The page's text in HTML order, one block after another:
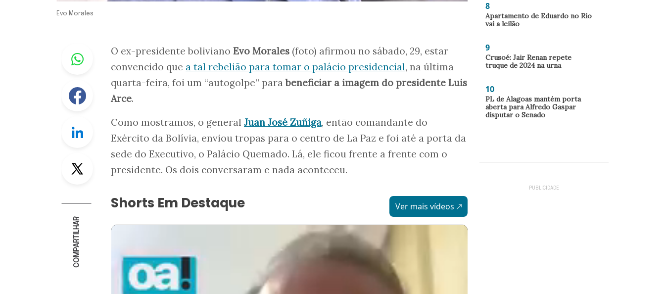
Evo Morales
Whastapp
Facebook
Linkedin
Twitter
COMPARTILHAR
O ex-presidente boliviano Evo Morales (foto) afirmou no sábado, 29, estar
convencido que a tal rebelião para tomar o palácio presidencial, na última
quarta-feira, foi um “autogolpe” parabeneficiar a imagem do presidente Luis
Arce.
Como mostramos, o general Juan José Zuñiga, então comandante do
Exército da Bolívia, enviou tropas para o centro de La Paz e foi até a porta da
sede do Executivo, o Palácio Quemado. Lá, ele ficou frente a frente com o
presidente. Os dois conversaram e nada aconteceu.
Shorts Em Destaque Ver mais vídeos
8
Apartamento de Eduardo no Rio
vai a leilão
9
Crusoé: Jair Renan repete
truque de 2024 na urna
10
PL de Alagoas mantém porta
aberta para Alfredo Gaspar
disputar o Senado